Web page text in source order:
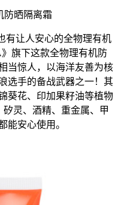
晒隔离霜
让人安心的全物理有机
旗下这款全物理有机防
当惊人，以海洋友善为核
选手的备战武器之一！其
葵花、印加果籽油等植物
矽灵、酒精、重金属、甲
能安心使用。